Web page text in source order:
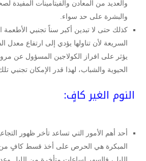
والعديد من المعادن والفيتامينات المفيدة
والبشرة على حد سواء.
كذلك حتى لا تبدين أكبر سناً تجنبي الأطعمة
السريعة لأن تناولها يؤدي إلى ارتفاع معدل
يؤثر على افراز الكولاجين المسؤول عن
الحيوية والشباب، لهذا قدر الإمكان تجنبي
النوم الغير كافٍ:
أحد أهم الأمور التي تساعد تأخر ظهور
المبكرة هي الحرص على أخذ قسط كافٍ من